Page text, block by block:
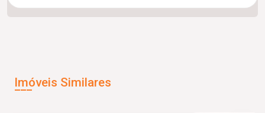
Imóveis Similares